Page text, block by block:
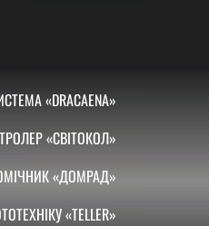
«DRACAENA»
«СВІТОКОЛ»
«ДОМРАД»
«TELLER»